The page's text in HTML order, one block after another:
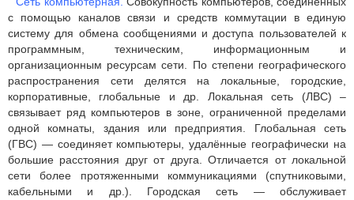
с помощью каналов связи и средств коммутации в единую
систему для обмена сообщениями и доступа пользователей к
программным, техническим, информационным и
организационным ресурсам сети. По степени географического
распространения сети делятся на локальные, городские,
корпоративные, глобальные и др. Локальная сеть (ЛВС) –
связывает ряд компьютеров в зоне, ограниченной пределами
одной комнаты, здания или предприятия. Глобальная сеть
(ГВС) — соединяет компьютеры, удалённые географически на
большие расстояния друг от друга. Отличается от локальной
сети более протяженными коммуникациями (спутниковыми,
кабельными и др.). Городская сеть — обслуживает